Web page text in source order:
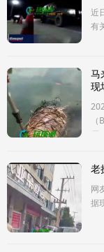
近
有
马
现
尸
老
网
据